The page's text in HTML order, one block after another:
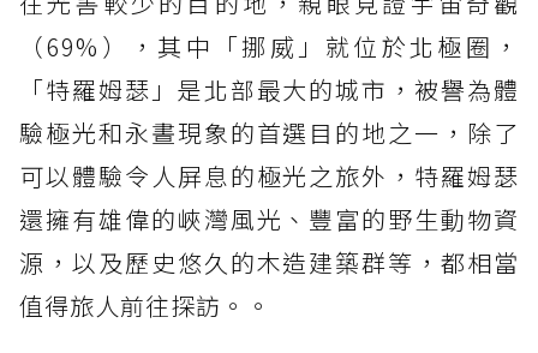
（69%），其中「挪威」就位於北極圈，
「特羅姆瑟」是北部最大的城市，被譽為體
驗極光和永晝現象的首選目的地之一，除了
可以體驗令人屏息的極光之旅外，特羅姆瑟
還擁有雄偉的峽灣風光、豐富的野生動物資
源，以及歷史悠久的木造建築群等，都相當
值得旅人前往探訪。。